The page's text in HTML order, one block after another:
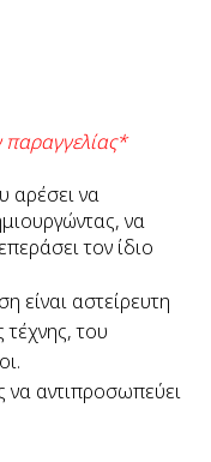
παραγγελίας*
αρέσει να
να
τον ίδιο
είναι αστείρευτη
του
να αντιπροσωπεύει